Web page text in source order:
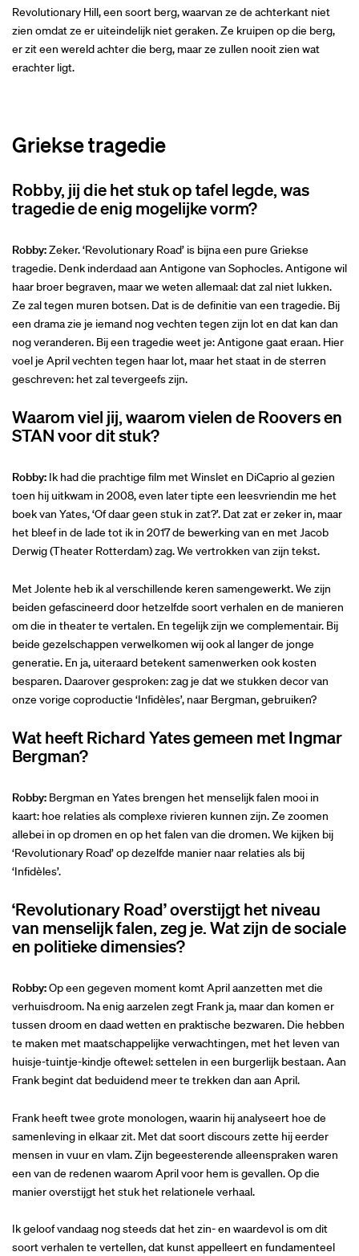
Revolutionary Hill, een soort berg, waarvan ze de achterkant niet
zien omdat ze er uiteindelijk niet geraken. Ze kruipen op die berg,
er zit een wereld achter die berg, maar ze zullen nooit zien wat
erachter ligt.
Griekse tragedie
Robby, jij die het stuk op tafel legde, was
tragedie de enig mogelijke vorm?
Robby:Zeker. ‘Revolutionary Road’ is bijna een pure Griekse
tragedie. Denk inderdaad aan Antigone van Sophocles. Antigone wil
haar broer begraven, maar we weten allemaal: dat zal niet lukken.
Ze zal tegen muren botsen. Dat is de definitie van een tragedie. Bij
een drama zie je iemand nog vechten tegen zijn lot en dat kan dan
nog veranderen. Bij een tragedie weet je: Antigone gaat eraan. Hier
voel je April vechten tegen haar lot, maar het staat in de sterren
geschreven: het zal tevergeefs zijn.
Waarom viel jij, waarom vielen de Roovers en
STAN voor dit stuk?
Robby: Ik had die prachtige film met Winslet en DiCaprio al gezien
toen hij uitkwam in 2008, even later tipte een leesvriendin me het
boek van Yates, ‘Of daar geen stuk in zat?’. Dat zat er zeker in, maar
het bleef in de lade tot ik in 2017 de bewerking van en met Jacob
Derwig (Theater Rotterdam) zag. We vertrokken van zijn tekst.
Met Jolente heb ik al verschillende keren samengewerkt. We zijn
beiden gefascineerd door hetzelfde soort verhalen en de manieren
om die in theater te vertalen. En tegelijk zijn we complementair. Bij
beide gezelschappen verwelkomen wij ook al langer de jonge
generatie. En ja, uiteraard betekent samenwerken ook kosten
besparen. Daarover gesproken: zag je dat we stukken decor van
onze vorige coproductie ‘Infidèles’, naar Bergman, gebruiken?
Wat heeft Richard Yates gemeen met Ingmar
Bergman?
Robby: Bergman en Yates brengen het menselijk falen mooi in
kaart: hoe relaties als complexe rivieren kunnen zijn. Ze zoomen
allebei in op dromen en op het falen van die dromen. We kijken bij
‘Revolutionary Road’ op dezelfde manier naar relaties als bij
‘Infidèles’.
‘Revolutionary Road’ overstijgt het niveau
van menselijk falen, zeg je. Wat zijn de sociale
en politieke dimensies?
Robby:Op een gegeven moment komt April aanzetten met die
verhuisdroom. Na enig aarzelen zegt Frank ja, maar dan komen er
tussen droom en daad wetten en praktische bezwaren. Die hebben
te maken met maatschappelijke verwachtingen, met het leven van
huisje-tuintje-kindje oftewel: settelen in een burgerlijk bestaan. Aan
Frank begint dat beduidend meer te trekken dan aan April.
Frank heeft twee grote monologen, waarin hij analyseert hoe de
samenleving in elkaar zit. Met dat soort discours zette hij eerder
mensen in vuur en vlam. Zijn begeesterende alleenspraken waren
een van de redenen waarom April voor hem is gevallen. Op die
manier overstijgt het stuk het relationele verhaal.
Ik geloof vandaag nog steeds dat het zin- en waardevol is om dit
soort verhalen te vertellen, dat kunst appelleert en fundamenteel